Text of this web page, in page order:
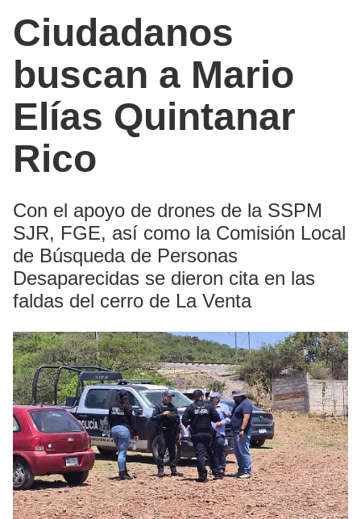
Ciudadanos
buscan a Mario
Elías Quintanar
Rico
Con el apoyo de drones de la SSPM
SJR, FGE, así como la Comisión Local
de Búsqueda de Personas
Desaparecidas se dieron cita en las
faldas del cerro de La Venta